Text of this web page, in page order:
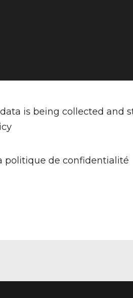
is being collected and
politique de confidentialité